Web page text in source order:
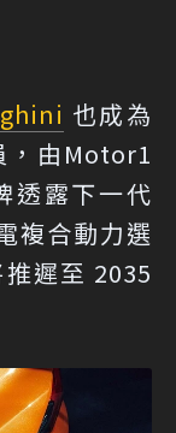
也成為
由 Motor1
透露下一代
複合動力選
遲至 2035